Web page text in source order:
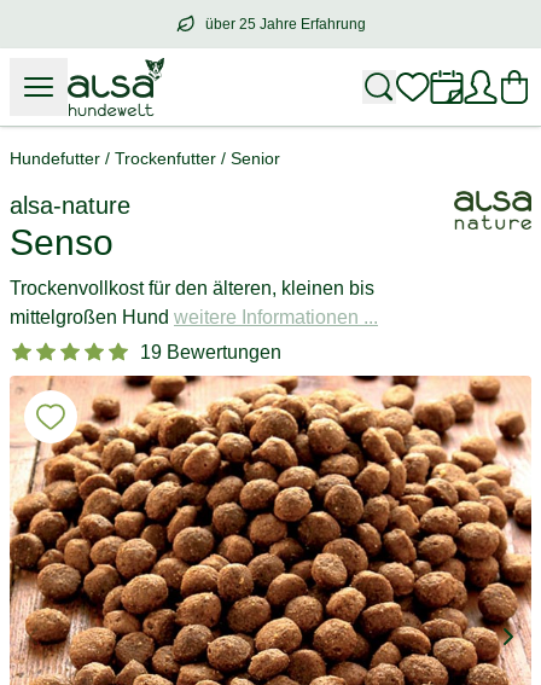
über 25 Jahre Erfahrung
über25 Jahre Erfahrung
Hundefutter / Trockenfutter / Senior
alsa-nature
Senso
Trockenvollkost für den älteren, kleinen bis
mittelgroßen Hund weitere Informationen ...
19 Bewertungen